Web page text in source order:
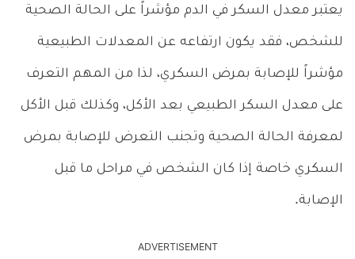
يعتبر معدل السكر في الدم مؤشراً على الحالة الصحية
للشخص، فقد يكون ارتفاعه عن المعدلات الطبيعية
مؤشراً للإصابة بمرض السكري، لذا من المهم التعرف
على معدل السكر الطبيعي بعد الأكل، وكذلك قبل الأكل
لمعرفة الحالة الصحية وتجنب التعرض للإصابة بمرض
السكري خاصة إذا كان الشخص في مراحل ما قبل
الإصابة.
ADVERTISEMENT